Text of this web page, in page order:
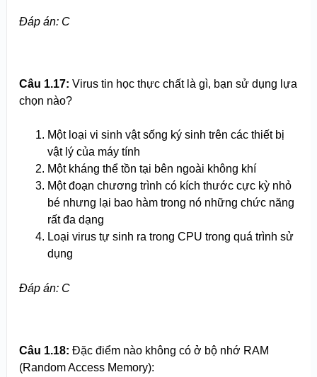
Đáp án: C
Câu 1.17: Virus tin học thực chất là gì, bạn sử dụng lựa
chọn nào?
Một loại vi sinh vật sống ký sinh trên các thiết bị
vật lý của máy tính
Một kháng thể tồn tại bên ngoài không khí
Một đoạn chương trình có kích thước cực kỳ nhỏ
bé nhưng lại bao hàm trong nó những chức năng
rất đa dạng
Loại virus tự sinh ra trong CPU trong quá trình sử
dụng
Đáp án: C
Câu 1.18: Đặc điểm nào không có ở bộ nhớ RAM
(Random Access Memory):